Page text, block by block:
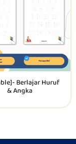
Berlajar Huruf
& Angka